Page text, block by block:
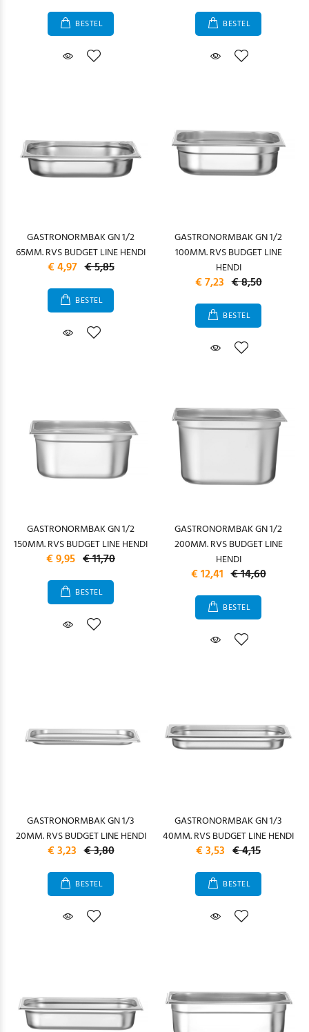
BESTEL BESTEL
GASTRONORMBAK GN 1/2
65MM. RVS BUDGET LINE HENDI
€ 4,97 € 5,85
BESTEL
GASTRONORMBAK GN 1/2
100MM. RVS BUDGET LINE
HENDI
€ 7,23 € 8,50
BESTEL
GASTRONORMBAK GN 1/2
150MM. RVS BUDGET LINE HENDI
€ 9,95 € 11,70
BESTEL
GASTRONORMBAK GN 1/2
200MM. RVS BUDGET LINE
HENDI
€ 12,41 € 14,60
BESTEL
GASTRONORMBAK GN 1/3
20MM. RVS BUDGET LINE HENDI
€ 3,23 € 3,80
BESTEL
GASTRONORMBAK GN 1/3
40MM. RVS BUDGET LINE HENDI
€ 3,53 € 4,15
BESTEL